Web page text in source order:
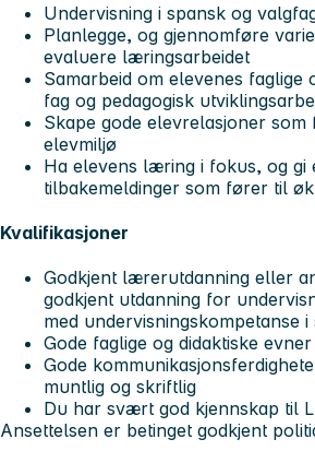
Undervisning i spansk og
Planlegge, og gjennomføre
evaluere læringsarbeidet
Samarbeid om elevenes faglige
fag og pedagogisk
Skape gode elevrelasjoner
elevmiljø
Ha elevens læring i fokus, og gi
tilbakemeldinger som fører til
Kvalifikasjoner
Godkjent lærerutdanning eller
godkjent utdanning for
med undervisningskompetanse i
Gode faglige og didaktiske evner
Gode
muntlig og skriftlig
Du har svært god kjennskap til
Ansettelsen er betinget godkjent